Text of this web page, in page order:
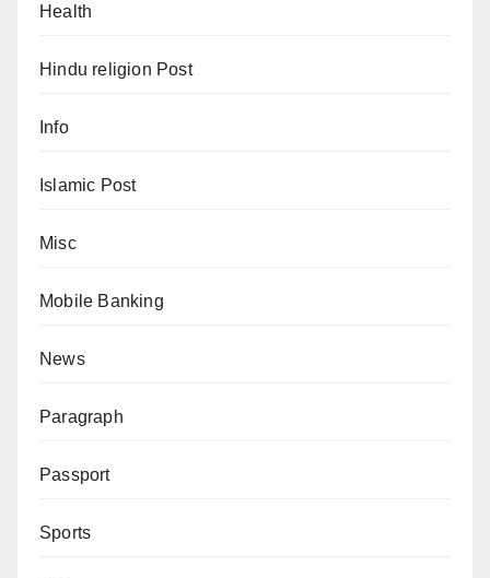
Health
Hindu religion Post
Info
Islamic Post
Misc
Mobile Banking
News
Paragraph
Passport
Sports